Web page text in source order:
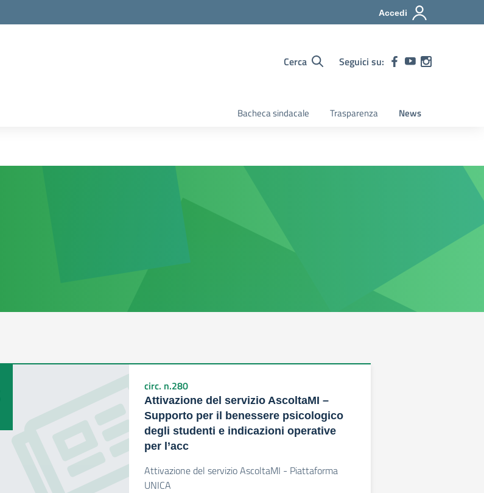
Accedi
Cerca Seguici su:
Bacheca sindacale Trasparenza News
circ. n.280
Attivazione del servizio AscoltaMI –
Supporto per il benessere psicologico
degli studenti e indicazioni operative
per l’acc
Attivazione del servizio AscoltaMI - Piattaforma
UNICA